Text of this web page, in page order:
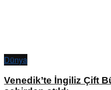
Dünya
Venedik’te İngiliz Çift